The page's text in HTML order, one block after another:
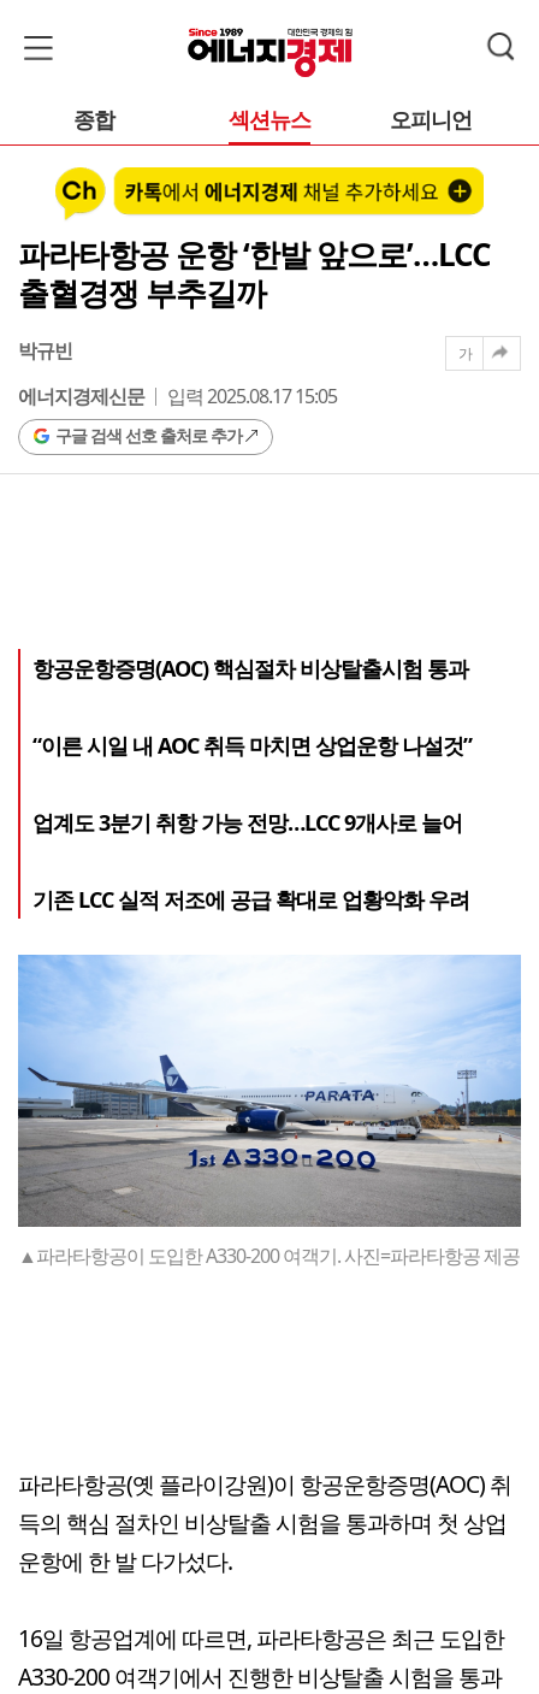
종합 섹션뉴스 오피니언
파라타항공 운항 ‘한발 앞으로’…LCC
출혈경쟁 부추길까
박규빈
에너지경제신문
입력 2025.08.17 15:05
구글 검색 선호 출처로 추가
가
항공운항증명(AOC) 핵심절차 비상탈출시험 통과
“이른 시일 내 AOC 취득 마치면 상업운항 나설것”
업계도 3분기 취항 가능 전망…LCC 9개사로 늘어
기존 LCC 실적 저조에 공급 확대로 업황악화 우려
▲파라타항공이 도입한 A330-200 여객기. 사진=파라타항공 제공
파라타항공(옛 플라이강원)이 항공운항증명(AOC) 취
득의 핵심 절차인 비상탈출 시험을 통과하며 첫 상업
운항에 한 발 다가섰다.
16일 항공업계에 따르면, 파라타항공은 최근 도입한
A330-200 여객기에서 진행한 비상탈출 시험을 통과